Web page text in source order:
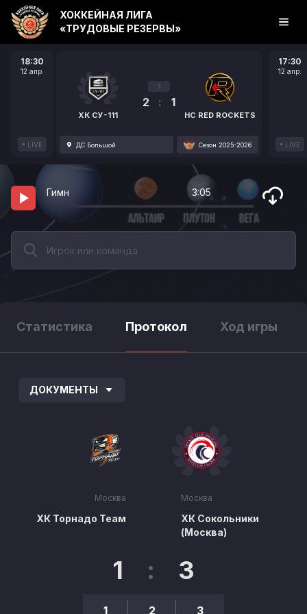
18:30
12 апр.
LIVE
ХК СУ-111
3
2 : 1
HC RED ROCKETS
ДС Большой Сезон 2025-2026
17:30
12 апр.
LIVE
ХОККЕЙНАЯ ЛИГА
«ТРУДОВЫЕ РЕЗЕРВЫ»
Гимн 3:05
Статистика Протокол Ход игры
ДОКУМЕНТЫ
Москва
ХК Торнадо Теам
1 : 3
1 2 3
Москва
ХК Сокольники
(Москва)